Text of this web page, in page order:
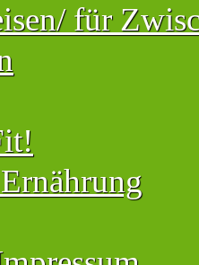
für